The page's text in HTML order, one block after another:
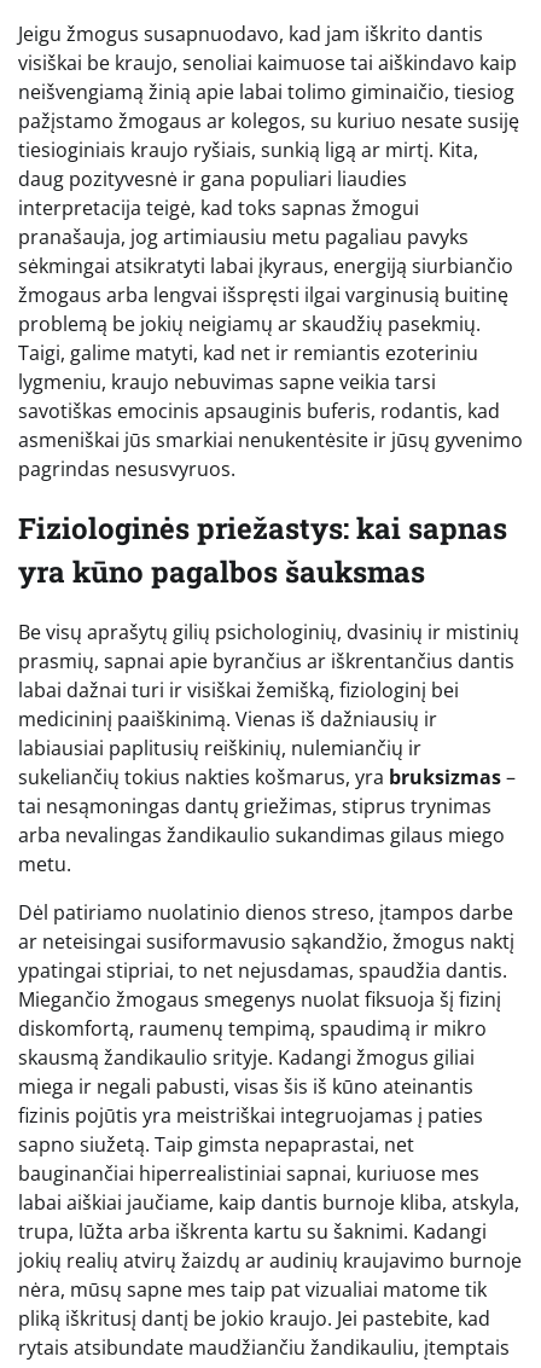
Jeigu žmogus susapnuodavo, kad jam iškrito dantis
visiškai be kraujo, senoliai kaimuose tai aiškindavo kaip
neišvengiamą žinią apie labai tolimo giminaičio, tiesiog
pažįstamo žmogaus ar kolegos, su kuriuo nesate susiję
tiesioginiais kraujo ryšiais, sunkią ligą ar mirtį. Kita,
daug pozityvesnė ir gana populiari liaudies
interpretacija teigė, kad toks sapnas žmogui
pranašauja, jog artimiausiu metu pagaliau pavyks
sėkmingai atsikratyti labai įkyraus, energiją siurbiančio
žmogaus arba lengvai išspręsti ilgai varginusią buitinę
problemą be jokių neigiamų ar skaudžių pasekmių.
Taigi, galime matyti, kad net ir remiantis ezoteriniu
lygmeniu, kraujo nebuvimas sapne veikia tarsi
savotiškas emocinis apsauginis buferis, rodantis, kad
asmeniškai jūs smarkiai nenukentėsite ir jūsų gyvenimo
pagrindas nesusvyruos.
Fiziologinės priežastys: kai sapnas
yra kūno pagalbos šauksmas
Be visų aprašytų gilių psichologinių, dvasinių ir mistinių
prasmių, sapnai apie byrančius ar iškrentančius dantis
labai dažnai turi ir visiškai žemišką, fiziologinį bei
medicininį paaiškinimą. Vienas iš dažniausių ir
labiausiai paplitusių reiškinių, nulemiančių ir
sukeliančių tokius nakties košmarus, yra bruksizmas–
tai nesąmoningas dantų griežimas, stiprus trynimas
arba nevalingas žandikaulio sukandimas gilaus miego
metu.
Dėl patiriamo nuolatinio dienos streso, įtampos darbe
ar neteisingai susiformavusio sąkandžio, žmogus naktį
ypatingai stipriai, to net nejusdamas, spaudžia dantis.
Miegančio žmogaus smegenys nuolat fiksuoja šį fizinį
diskomfortą, raumenų tempimą, spaudimą ir mikro
skausmą žandikaulio srityje. Kadangi žmogus giliai
miega ir negali pabusti, visas šis iš kūno ateinantis
fizinis pojūtis yra meistriškai integruojamas į paties
sapno siužetą. Taip gimsta nepaprastai, net
bauginančiai hiperrealistiniai sapnai, kuriuose mes
labai aiškiai jaučiame, kaip dantis burnoje kliba, atskyla,
trupa, lūžta arba iškrenta kartu su šaknimi. Kadangi
jokių realių atvirų žaizdų ar audinių kraujavimo burnoje
nėra, mūsų sapne mes taip pat vizualiai matome tik
pliką iškritusį dantį be jokio kraujo. Jei pastebite, kad
rytais atsibundate maudžiančiu žandikauliu, įtemptais